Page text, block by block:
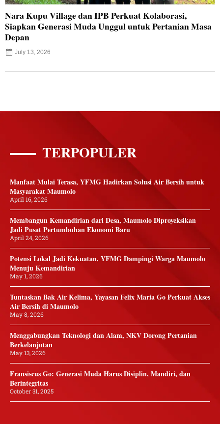
Nara Kupu Village dan IPB Perkuat Kolaborasi,
Siapkan Generasi Muda Unggul untuk Pertanian Masa
Depan
July 13, 2026
TERPOPULER
Manfaat Mulai Terasa, YFMG Hadirkan Solusi Air Bersih untuk
Masyarakat Maumolo
April 16, 2026
Membangun Kemandirian dari Desa, Maumolo Diproyeksikan
Jadi Pusat Pertumbuhan Ekonomi Baru
April 24, 2026
Potensi Lokal Jadi Kekuatan, YFMG Dampingi Warga Maumolo
Menuju Kemandirian
May 1, 2026
Tuntaskan Bak Air Kelima, Yayasan Felix Maria Go Perkuat Akses
Air Bersih di Maumolo
May 8, 2026
Menggabungkan Teknologi dan Alam, NKV Dorong Pertanian
Berkelanjutan
May 13, 2026
Fransiscus Go: Generasi Muda Harus Disiplin, Mandiri, dan
Berintegritas
October 31, 2025